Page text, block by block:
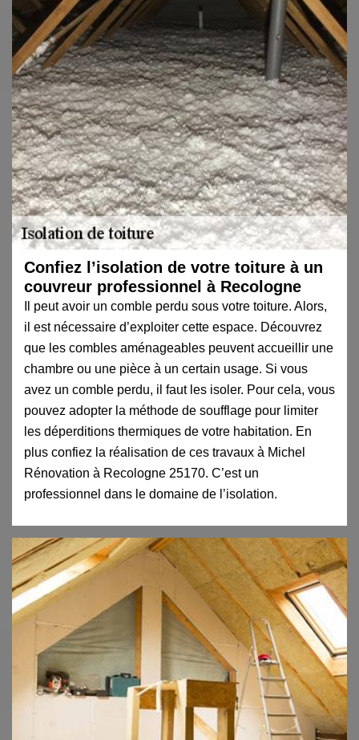
Confiez l’isolation de votre toiture à un
couvreur professionnel à Recologne
Il peut avoir un comble perdu sous votre toiture. Alors,
il est nécessaire d’exploiter cette espace. Découvrez
que les combles aménageables peuvent accueillir une
chambre ou une pièce à un certain usage. Si vous
avez un comble perdu, il faut les isoler. Pour cela, vous
pouvez adopter la méthode de soufflage pour limiter
les déperditions thermiques de votre habitation. En
plus confiez la réalisation de ces travaux à Michel
Rénovation à Recologne 25170. C’est un
professionnel dans le domaine de l’isolation.